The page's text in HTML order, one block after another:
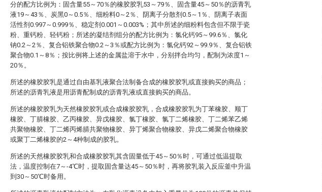
分的配方比例为：固含量55～70％的橡胶胶乳53～79％、固含量45～50％的沥青乳
液19～43％、炭黑0～0.5％、细粉料0～2％、阴离子分散剂0.5～1％、阴离子表面
活性剂0.997～0.999％、稳定剂0.001～0.003%；其中所述的细粉料包含但不限于瓷
粉、重钙粉、轻钙粉；所述的凝结剂组分的配方比例为：氯化钙95～99.6％、氯化
钠0.2～2％、复合铝铁聚合物0.2～3％或配方比例为：氯化钙92～99.9％、复合铝铁
聚合物0.1～8％；按比例将上述的金属盐溶于水中，分别拌合均匀，配制为浓度1～
20％。
所述的橡胶胶乳是通过自由基乳液聚合法制备合成的橡胶胶乳或直接购买的商品；
所述的沥青乳液是用沥青配制成的沥青乳液或直接购买的商品。
所述的橡胶胶乳为天然橡胶胶乳或合成橡胶胶乳，合成橡胶胶乳为丁苯橡胶、顺丁
橡胶、丁腈橡胶、乙丙橡胶、异戊橡胶、氯丁橡胶、氯丁二烯橡胶、丁二烯苯乙烯
共聚物橡胶、丁二烯丙烯腈共聚物橡胶、异丁烯聚合物橡胶、异戊二烯聚合物橡胶
或聚丁二烯橡胶的2～4种制成的胶乳。
所述的天然橡胶胶乳和合成橡胶胶乳其含固量低于45～50％时，可通过低温提取
法，温度控制在7～-4℃时，提取固含量达45～50％时，再将胶乳装入反应釜中升温
到30～50℃时备用。